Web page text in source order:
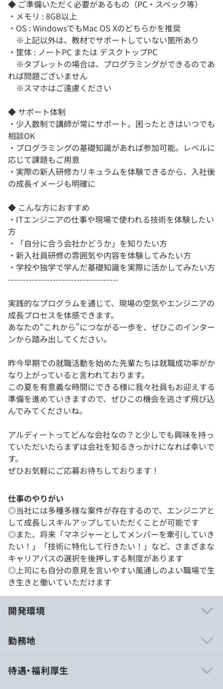
◆ ご準備いただく必要があるもの（PC・スペック等）
・メモリ : 8GB以上
・OS : WindowsでもMac OS Xのどちらかを推奨
※上記以外は、教材でサポートしていない箇所あり
・筐体 : ノートPC または デスクトップPC
※タブレットの場合は、プログラミングができるのであ
れば問題ございません
※スマホはご遠慮ください
◆ サポート体制
・少人数制で講師が常にサポート。困ったときはいつでも
相談OK
・プログラミングの基礎知識があれば参加可能。レベルに
応じて課題もご用意
・実際の新人研修カリキュラムを体験できるから、入社後
の成長イメージも明確に
◆ こんな方におすすめ
・ITエンジニアの仕事や現場で使われる技術を体験したい
方
・「自分に合う会社かどうか」を知りたい方
・新入社員研修の雰囲気や内容を体験してみたい方
・学校や独学で学んだ基礎知識を実際に活かしてみたい方
-------------------------------------
実践的なプログラムを通じて、現場の空気やエンジニアの
成長プロセスを体感できます。
あなたの“これから”につながる一歩を、ぜひこのインター
ンから踏み出してください。
昨今早期での就職活動を始めた先輩たちは就職成功率がか
なり上がっていると言われております。
この夏を有意義な時間にできる様に我々社員もお迎えする
準備を進めていきますので、ぜひこの機会を逃さず飛び込
んでみてくださいね。
アルディートってどんな会社なの？と少しでも興味を持っ
ていただいたらまずは会社を知るきっかけになれば幸いで
す。
ぜひお気軽にご応募お待ちしております！
仕事のやりがい
◎当社には多種多様な案件が存在するので、エンジニアと
して成長しスキルアップしていただくことが可能です
◎また、将来「マネジャーとしてメンバーを牽引していき
たい！」「技術に特化して行きたい！」など、さまざまな
キャリアパスの選択を後押しする制度があります
◎上司にも自分の意見を言いやすい風通しのよい職場で生
き生きと働いていただけます
開発環境
織」で
勤務地
待遇・福利厚生